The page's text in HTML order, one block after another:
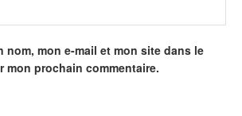
nom, mon e-mail et mon site dans le
mon prochain commentaire.